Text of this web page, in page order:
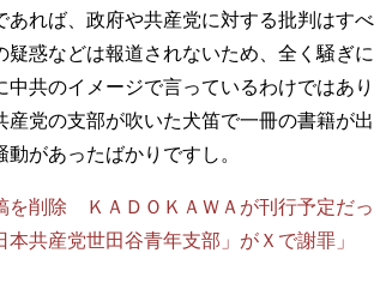
れば、政府や共産党に対する批判はすべ
惑などは報道されないため、全く騒ぎに
共のイメージで言っているわけではあり
党の支部が吹いた犬笛で一冊の書籍が出
があったばかりですし。
を削除 ＫＡＤＯＫＡＷＡが刊行予定だっ
共産党世田谷青年支部」がＸで謝罪」